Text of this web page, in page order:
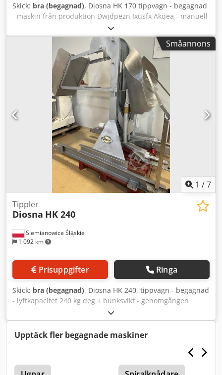
Skick: bra (begagnad), Diosna HK 170 tippvagn - begagnad
- maskin från produktion Dwjdpezn Ixusfx Akqea - manuell
styrning - matning 3 x 400 V - maskin förberedd för Diosna
SPV 120 degblandare - gott tekniskt skick - avhämtning från
lager/transportmöjlighet - pris på förfrågan
Småannons
1 /7
Siemianowice Śląskie
1 092 km
Tippler
Diosna HK 240
Prisuppgifter Ringa
Skick: bra (begagnad), Diosna HK 240, tippvagn - begagnad
- lyftkapacitet 240 kg deg + bunksvikt - genomgången
Dwsdpfsznwmujx Akqoa - tekniskt skick: bra - avhämtning
från lager / transport kan ordnas - pris på förfrågan
Upptäck fler begagnade maskiner